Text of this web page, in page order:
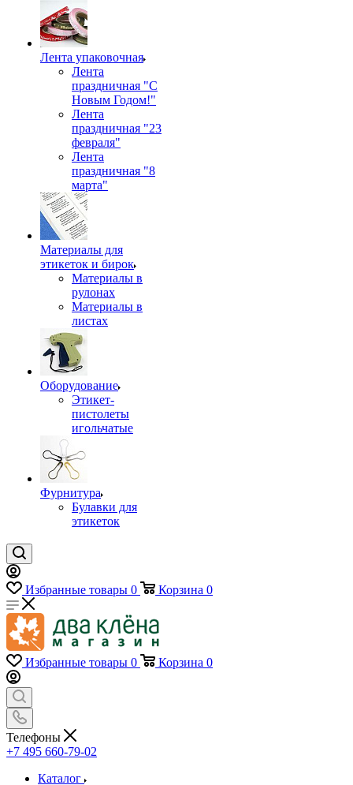
Лента упаковочная
Лента
праздничная "С
Новым Годом!"
Лента
праздничная "23
февраля"
Лента
праздничная "8
марта"
Материалы для
этикеток и бирок
Материалы в
рулонах
Материалы в
листах
Оборудование
Этикет-
пистолеты
игольчатые
Фурнитура
Булавки для
этикеток
Избранные товары 0 Корзина 0
Избранные товары 0 Корзина 0
Телефоны
+7 495 660-79-02
Каталог